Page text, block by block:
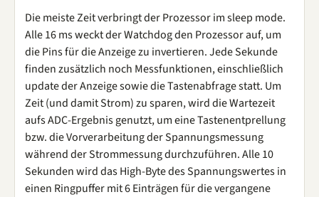
Die meiste Zeit verbringt der Prozessor im sleep mode.
Alle 16 ms weckt der Watchdog den Prozessor auf, um
die Pins für die Anzeige zu invertieren. Jede Sekunde
finden zusätzlich noch Messfunktionen, einschließlich
update der Anzeige sowie die Tastenabfrage statt. Um
Zeit (und damit Strom) zu sparen, wird die Wartezeit
aufs ADC-Ergebnis genutzt, um eine Tastenentprellung
bzw. die Vorverarbeitung der Spannungsmessung
während der Strommessung durchzuführen. Alle 10
Sekunden wird das High-Byte des Spannungswertes in
einen Ringpuffer mit 6 Einträgen für die vergangene